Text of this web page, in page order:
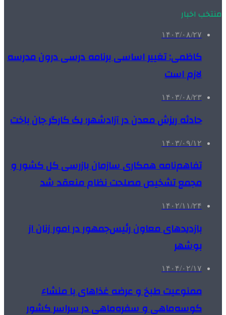
منتخب اخبار
۱۴۰۳/۰۸/۲۷
کاظمی: تغییر اساسی برنامه درسی درون مدرسه
لازم است
۱۴۰۳/۰۸/۲۳
حادثه ریزش معدن در آزادشهر؛ یک کارگر جان باخت
۱۴۰۳/۰۹/۱۲
تفاهم‌نامه همکاری‌ سازمان بازرسی کل کشور و
مجمع تشخیص مصلحت نظام منعقد شد
۱۴۰۲/۱۱/۲۴
بازدیدهای معاون رئیس‌جمهور در امور زنان از
بوشهر
۱۴۰۴/۰۲/۱۷
ممنوعیت طبخ و عرضه غذاهای با منشاء
کوسه‌ماهی و سفره‌ماهی در سراسر کشور